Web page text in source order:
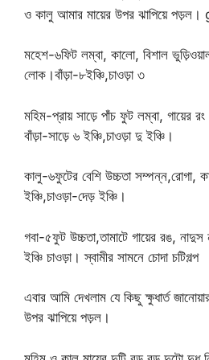
ও কালু আমার মায়ের উপর ঝাপিয়ে
মহেশ-৬ফিট লম্বা, কালো, বিশাল
লোক।বাঁড়া-৮ইঞ্চি,চাওড়া ৩
মহিম-প্রায় সাড়ে পাঁচ ফুট লম্বা, গায়ের রং
বাঁড়া-সাড়ে ৬ ইঞ্চি,চাওড়া দু ইঞ্চি।
কালু-৬ফুটের বেশি উচ্চতা সম্পন্ন,রোগা,
ইঞ্চি,চাওড়া-দেড় ইঞ্চি।
গবা-৫ফুট উচ্চতা,তামাটে গায়ের রঙ,
ইঞ্চি চাওড়া। স্বামীর সামনে চোদা চটিগল্প
এবার আমি দেখলাম যে কিছু ক্ষুধার্ত
উপর ঝাপিয়ে পড়ল।